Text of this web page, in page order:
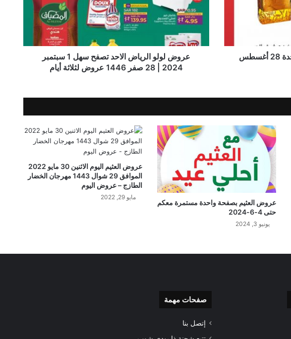
عروض العثيم الأربعاء بصفحة واحدة 28 أغسطس
عروض لولو الرياض الاحد تصفح سهل 1 سبتمبر
2024 | 28 صفر 1446 عروض لثلاثة أيام
عروض العثيم بصفحة واحدة مستمرة معكم
حتى 4-6-2024
يونيو 3, 2024
عروض العثيم اليوم الاثنين 30 مايو 2022
الموافق 29 شوال 1443 مهرجان الخضار
الطازج – عروض اليوم
مايو 29, 2022
صفحات مهمة
إتصل بنا